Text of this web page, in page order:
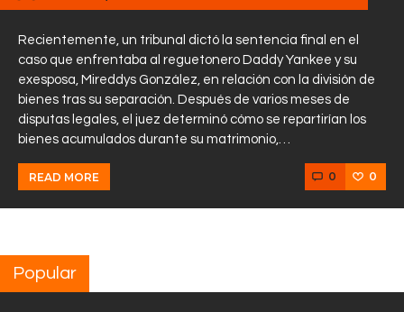
Streaming
En Vivo
Descarga La APP
Programas
Noticias
Equipo
Sobre Nosotros
Recientemente, un tribunal dictó la sentencia final en el
caso que enfrentaba al reguetonero Daddy Yankee y su
exesposa, Mireddys González, en relación con la división de
bienes tras su separación. Después de varios meses de
disputas legales, el juez determinó cómo se repartirían los
bienes acumulados durante su matrimonio,…
READ MORE 0 0
Popular